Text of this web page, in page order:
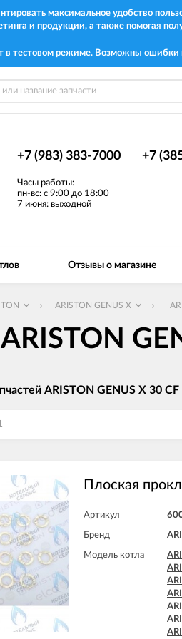
максимальное удобство
и продукции, а также помогая
в тестовом режиме. Возможны ошибки
+7 (983) 383-7000 +7
Часы работы:
пн-вс: с 9:00 до 18:00
7 июня: выходной
Отзывы о магазине
ARISTON GENUS X
ARISTON GENUS X 30 CF
Плоская
Артикул
Бренд
Модель котла